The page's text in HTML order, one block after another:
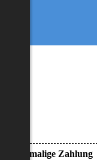
• Einmalige Zahlung